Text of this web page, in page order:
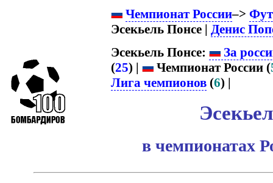
Чемпионат России–>
Эсекьель Понсе | Денис
Эсекьель Понсе:
За
(25) | Чемпионат России (
Лига чемпионов (6) |
в чемпионатах